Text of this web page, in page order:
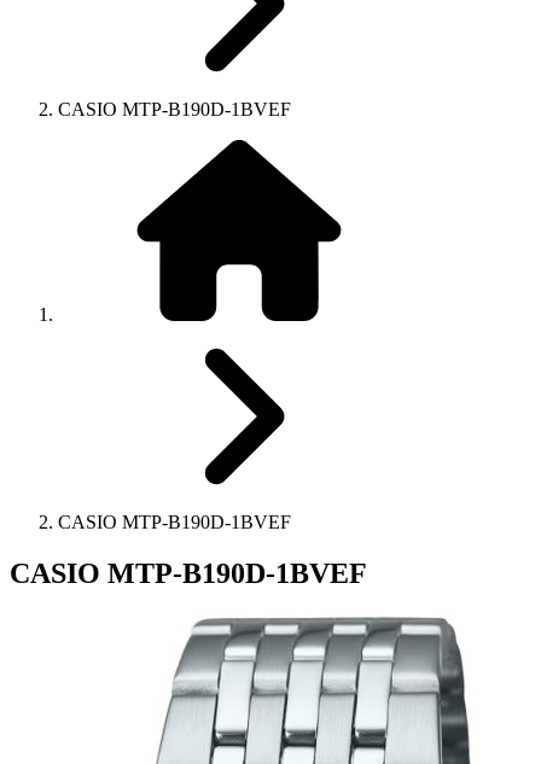
CASIO MTP-B190D-1BVEF
CASIO MTP-B190D-1BVEF
CASIO MTP-B190D-1BVEF